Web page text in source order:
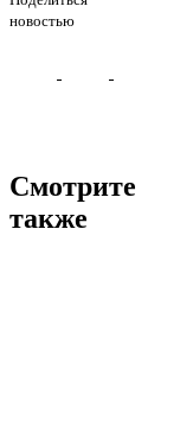
новостью
Смотрите
также